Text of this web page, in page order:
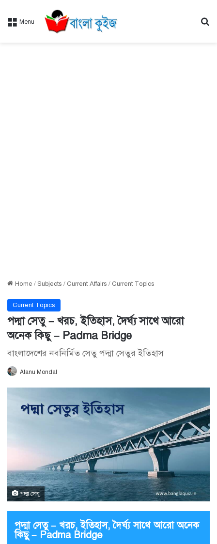
Menu
Home / Subjects / Current Affairs / Current Topics
Current Topics
পদ্মা সেতু – খরচ, ইতিহাস, দৈর্ঘ্য সাথে আরো
অনেক কিছু – Padma Bridge
বাংলাদেশের নবনির্মিত সেতু পদ্মা সেতুর ইতিহাস
Atanu Mondal
পদ্মা সেতু
পদ্মা সেতু – খরচ, ইতিহাস, দৈর্ঘ্য সাথে আরো অনেক
কিছু – Padma Bridge